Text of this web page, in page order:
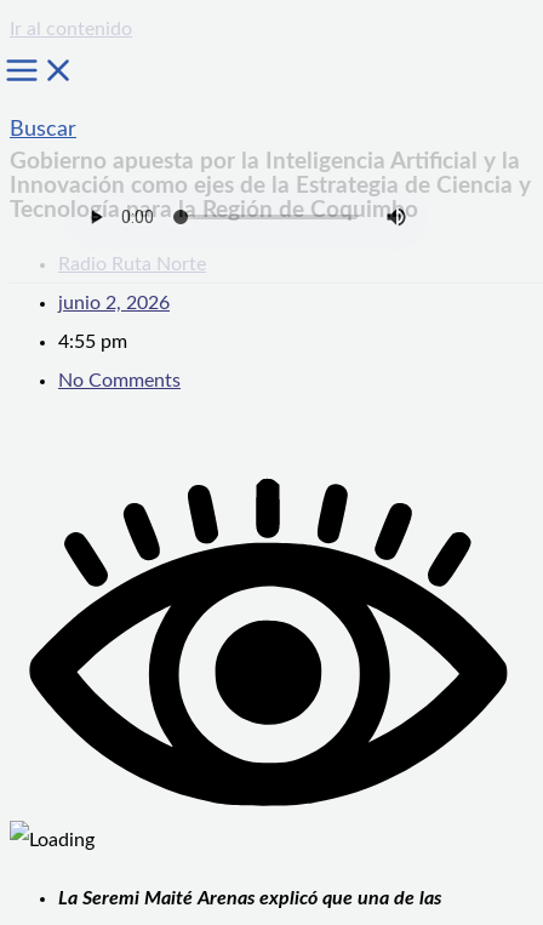
Ir al contenido
Buscar
Gobierno apuesta por la Inteligencia Artificial y la
Innovación como ejes de la Estrategia de Ciencia y
Tecnología para la Región de Coquimbo
Radio Ruta Norte
junio 2, 2026
4:55 pm
No Comments
La Seremi Maité Arenas explicó que una de las